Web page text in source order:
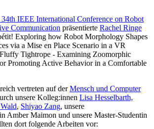
IEEE International Conference on Robot
Communication präsentierte Rachel Ringe
Exploring how Robot Morphology Shapes
via a Mise en Place Scenario in a VR
Tightrope - Examining Zoomorphic
Promoting Active Behavior in a Comfortable
vertreten auf derMensch und Computer
unsere Kolleg:innen Lisa Hesselbarth,
, Shiyao Zang, unsere
Amber Maimon und unsere Master-Studentin
dort folgende Arbeiten vor: